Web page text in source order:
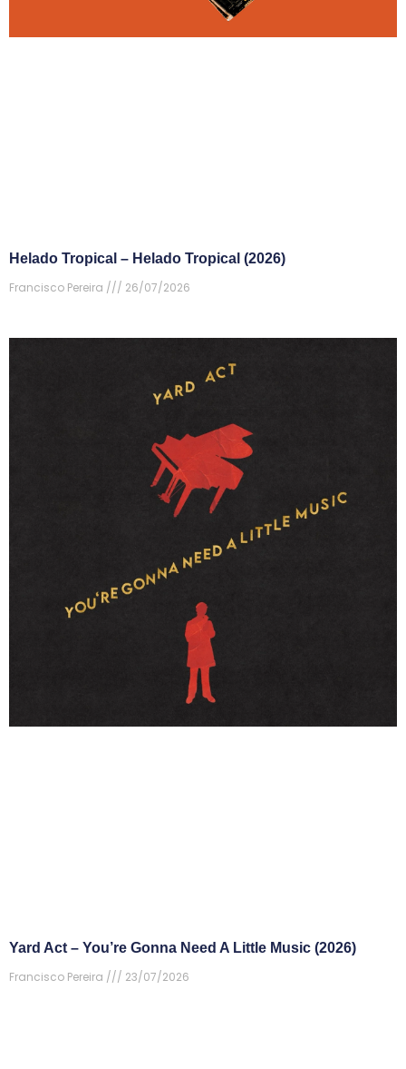
Helado Tropical – Helado Tropical (2026)
Francisco Pereira
26/07/2026
Yard Act – You’re Gonna Need A Little Music (2026)
Francisco Pereira
23/07/2026